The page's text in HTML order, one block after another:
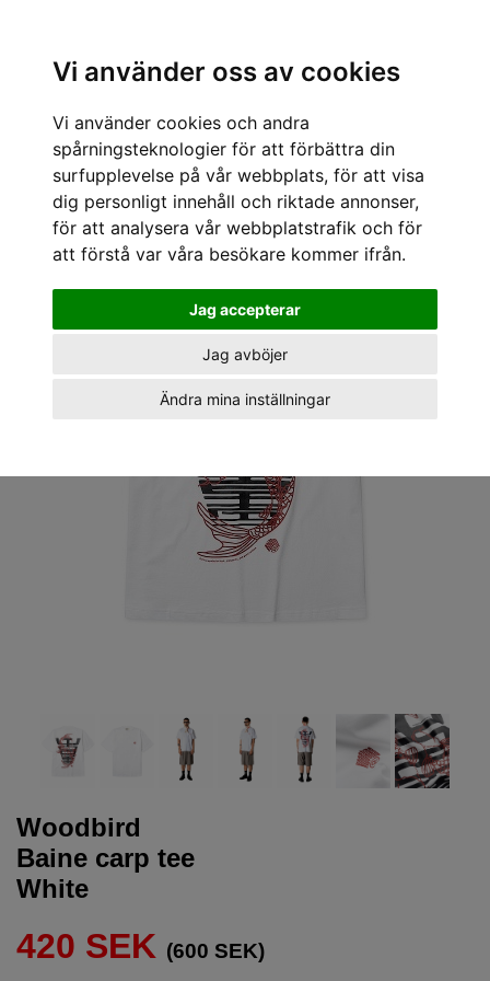
Vi använder oss av cookies
Vi använder cookies och andra
spårningsteknologier för att förbättra din
surfupplevelse på vår webbplats, för att visa
dig personligt innehåll och riktade annonser,
för att analysera vår webbplatstrafik och för
att förstå var våra besökare kommer ifrån.
Jag accepterar
Jag avböjer
Ändra mina inställningar
« Tillbaka /Kläder för killar/T-shirts /Woodbird/
Woodbird
Baine carp tee
White
420 SEK (600 SEK)